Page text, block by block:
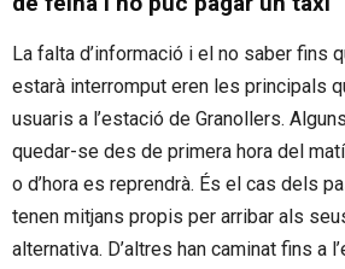
La falta d’informació i el no saber fins
estarà interromput eren les principals
usuaris a l’estació de Granollers.
quedar-se des de primera hora del
o d’hora es reprendrà. És el cas dels
tenen mitjans propis per arribar als
alternativa. D’altres han caminat fins a